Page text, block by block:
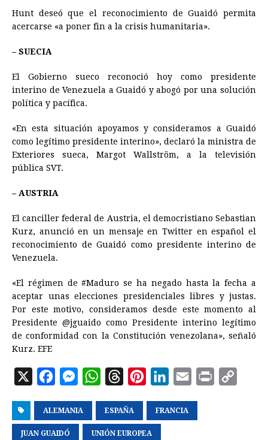
Hunt deseó que el reconocimiento de Guaidó permita
acercarse «a poner fin a la crisis humanitaria».
– SUECIA
El Gobierno sueco reconoció hoy como presidente
interino de Venezuela a Guaidó y abogó por una solución
política y pacífica.
«En esta situación apoyamos y consideramos a Guaidó
como legítimo presidente interino», declaró la ministra de
Exteriores sueca, Margot Wallström, a la televisión
pública SVT.
– AUSTRIA
El canciller federal de Austria, el democristiano Sebastian
Kurz, anunció en un mensaje en Twitter en español el
reconocimiento de Guaidó como presidente interino de
Venezuela.
«El régimen de #Maduro se ha negado hasta la fecha a
aceptar unas elecciones presidenciales libres y justas.
Por este motivo, consideramos desde este momento al
Presidente @jguaido como Presidente interino legítimo
de conformidad con la Constitución venezolana», señaló
Kurz. EFE
X
c
e
M
s
W
a
t
r
e
t
n
ALEMANIA ESPAÑA FRANCIA
JUAN GUAIDÓ UNIÓN EUROPEA